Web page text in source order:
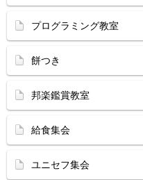
プログラミング教室
餅つき
邦楽鑑賞教室
給食集会
ユニセフ集会